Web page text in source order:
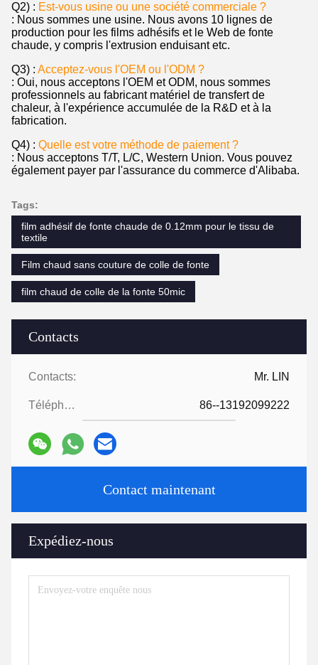
Contacts
Contacts: Mr. LIN
Téléphone: 86--13192099222
Contact maintenant
Expédiez-nous
Q2) : Est-vous usine ou une société commerciale ?
: Nous sommes une usine. Nous avons 10 lignes de
production pour les films adhésifs et le Web de fonte
chaude, y compris l'extrusion enduisant etc.
Q3) : Acceptez-vous l'OEM ou l'ODM ?
: Oui, nous acceptons l'OEM et ODM, nous sommes
professionnels au fabricant matériel de transfert de
chaleur, à l'expérience accumulée de la R&D et à la
fabrication.
Q4) : Quelle est votre méthode de paiement ?
: Nous acceptons T/T, L/C, Western Union. Vous pouvez
également payer par l'assurance du commerce d'Alibaba.
Tags:
film adhésif de fonte chaude de 0.12mm pour le tissu de
textile
Film chaud sans couture de colle de fonte
film chaud de colle de la fonte 50mic